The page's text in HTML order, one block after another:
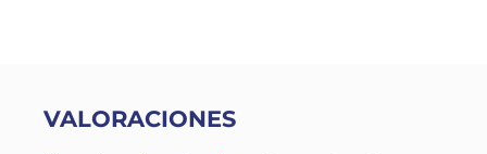
VALORACIONES